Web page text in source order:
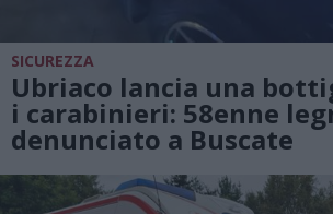
SICUREZZA
Ubriaco lancia una
i carabinieri: 58enne
denunciato a Buscate